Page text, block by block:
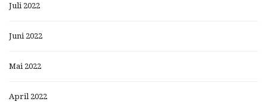
Juli 2022
Juni 2022
Mai 2022
April 2022